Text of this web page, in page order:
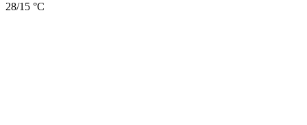
28/15 °C